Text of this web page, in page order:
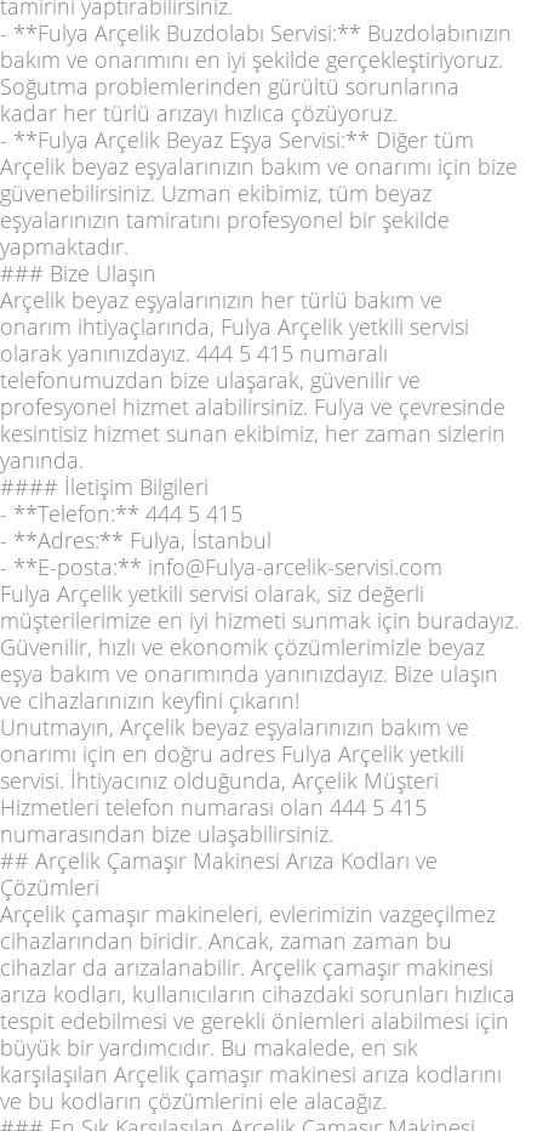
tamirini yaptırabilirsiniz.
- **Fulya Arçelik Buzdolabı Servisi:** Buzdolabınızın
bakım ve onarımını en iyi şekilde gerçekleştiriyoruz.
Soğutma problemlerinden gürültü sorunlarına
kadar her türlü arızayı hızlıca çözüyoruz.
- **Fulya Arçelik Beyaz Eşya Servisi:** Diğer tüm
Arçelik beyaz eşyalarınızın bakım ve onarımı için bize
güvenebilirsiniz. Uzman ekibimiz, tüm beyaz
eşyalarınızın tamiratını profesyonel bir şekilde
yapmaktadır.
### Bize Ulaşın
Arçelik beyaz eşyalarınızın her türlü bakım ve
onarım ihtiyaçlarında, Fulya Arçelik yetkili servisi
olarak yanınızdayız. 444 5 415 numaralı
telefonumuzdan bize ulaşarak, güvenilir ve
profesyonel hizmet alabilirsiniz. Fulya ve çevresinde
kesintisiz hizmet sunan ekibimiz, her zaman sizlerin
yanında.
#### İletişim Bilgileri
- **Telefon:** 444 5 415
- **Adres:** Fulya, İstanbul
- **E-posta:** info@Fulya-arcelik-servisi.com
Fulya Arçelik yetkili servisi olarak, siz değerli
müşterilerimize en iyi hizmeti sunmak için buradayız.
Güvenilir, hızlı ve ekonomik çözümlerimizle beyaz
eşya bakım ve onarımında yanınızdayız. Bize ulaşın
ve cihazlarınızın keyfini çıkarın!
Unutmayın, Arçelik beyaz eşyalarınızın bakım ve
onarımı için en doğru adres Fulya Arçelik yetkili
servisi. İhtiyacınız olduğunda, Arçelik Müşteri
Hizmetleri telefon numarası olan 444 5 415
numarasından bize ulaşabilirsiniz.
## Arçelik Çamaşır Makinesi Arıza Kodları ve
Çözümleri
Arçelik çamaşır makineleri, evlerimizin vazgeçilmez
cihazlarından biridir. Ancak, zaman zaman bu
cihazlar da arızalanabilir. Arçelik çamaşır makinesi
arıza kodları, kullanıcıların cihazdaki sorunları hızlıca
tespit edebilmesi ve gerekli önlemleri alabilmesi için
büyük bir yardımcıdır. Bu makalede, en sık
karşılaşılan Arçelik çamaşır makinesi arıza kodlarını
ve bu kodların çözümlerini ele alacağız.